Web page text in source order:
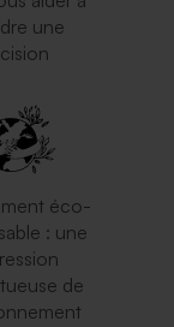
une
éco-
: une
de